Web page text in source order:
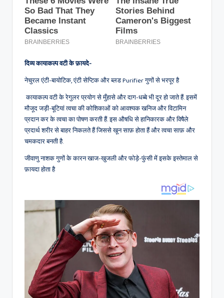
दिव्य कायाकल्प वटी के फ़ायदे-
नेचुरल एंटी-बायोटिक, एंटी सेप्टिक और ब्लड Purifier गुणों से भरपूर है
कायाकल्प वटी के रेगुलर प्रयोग से मुँहासे और दाग-धब्बे भी दूर हो जाते हैं. इसमें
मौजूद जड़ी-बूटियां त्वचा की कोशिकाओं को आवश्यक खनिज और विटामिन
प्रदान कर के त्वचा का पोषण करती हैं. इस औषधि से हानिकारक और विषैले
प्रदार्थ शरीर से बाहर निकलते हैं जिससे खून साफ़ होता हैं और त्वचा साफ़ और
चमकदार बनती है.
जीवाणु नाशक गुणों के कारन खाज-खुजली और फोड़े-फुंसी में इसके इस्तेमाल से
फ़ायदा होता है